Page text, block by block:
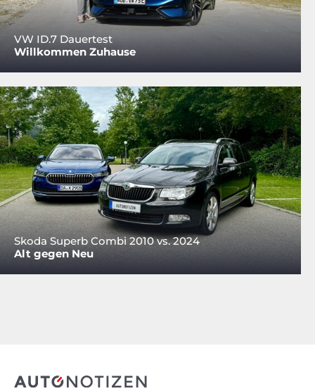
VW ID.7 Dauertest
Willkommen Zuhause
Skoda Superb Combi 2010 vs. 2024
Alt gegen Neu